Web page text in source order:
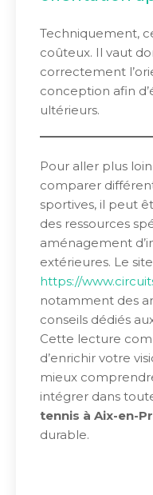
Techniquement,
coûteux. Il vaut
correctement
conception afin
ultérieurs.
Pour aller plus
comparer
sportives, il peut
des ressources
aménagement
extérieures. Le site
https://
notamment des
conseils dédiés
Cette lecture
d’enrichir votre
mieux
intégrer dans
tennis à Aix-en-
durable.